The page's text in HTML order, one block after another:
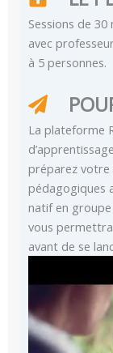
Sessions de
avec
à 5 personnes.
La plateforme
préparez votre
pédagogiques
natif en
vous
avant de se